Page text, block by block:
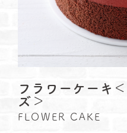
フラワーケーキ
ズ＞
FLOWER CAKE